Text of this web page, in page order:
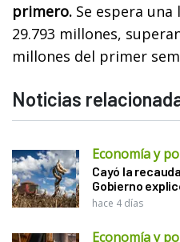
primero. Se espera una
29.793 millones,
millones del primer
Noticias
Economía y
Cayó la
Gobierno
hace 4 días
Economía y